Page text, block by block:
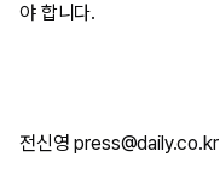
야 합니다.
전신영 press@daily.co.kr